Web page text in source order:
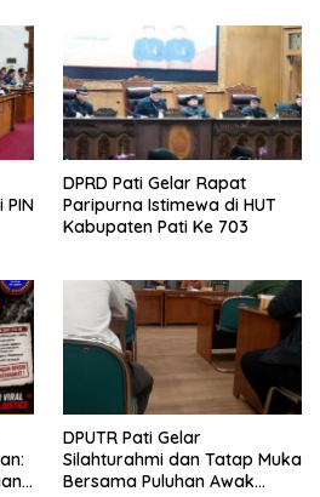
PIN
DPRD Pati Gelar Rapat
Paripurna Istimewa di HUT
Kabupaten Pati Ke 703
DPUTR Pati Gelar
Silahturahmi dan Tatap Muka
Bersama Puluhan Awak